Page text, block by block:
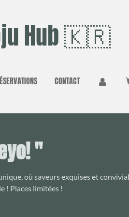
Hub 🇰🇷
CONTACT
"
où saveurs exquises et
! Places limitées !